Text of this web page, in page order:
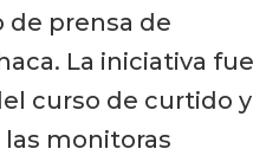
prensa de
La iniciativa fue
curso de curtido y
las monitoras